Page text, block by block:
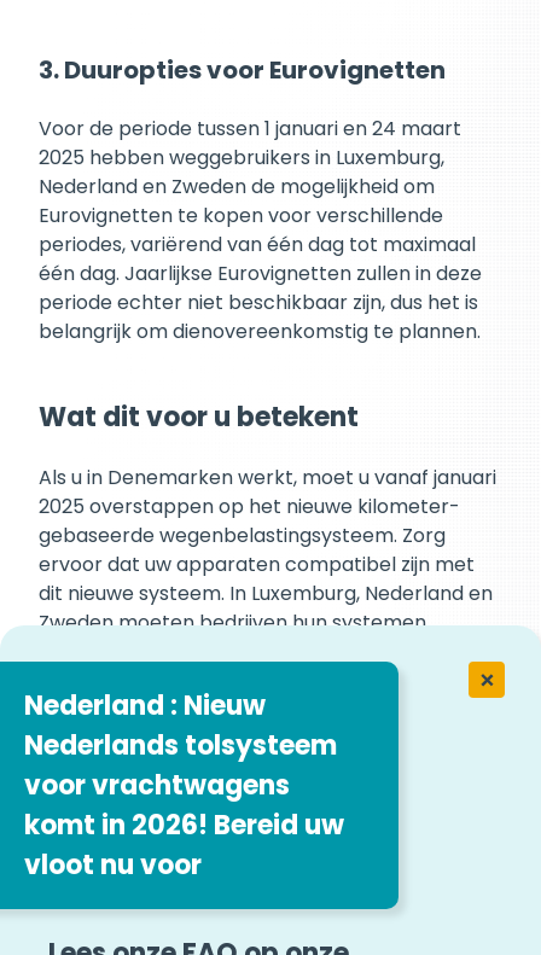
Nederland : Nieuw
Nederlands tolsysteem
voor vrachtwagens
komt in 2026! Bereid uw
vloot nu voor
3. Duuropties voor Eurovignetten
Voor de periode tussen 1 januari en 24 maart
2025 hebben weggebruikers in Luxemburg,
Nederland en Zweden de mogelijkheid om
Eurovignetten te kopen voor verschillende
periodes, variërend van één dag tot maximaal
één dag. Jaarlijkse Eurovignetten zullen in deze
periode echter niet beschikbaar zijn, dus het is
belangrijk om dienovereenkomstig te plannen.
Wat dit voor u betekent
Als u in Denemarken werkt, moet u vanaf januari
2025 overstappen op het nieuwe kilometer-
gebaseerde wegenbelastingsysteem. Zorg
ervoor dat uw apparaten compatibel zijn met
dit nieuwe systeem. In Luxemburg, Nederland en
Zweden moeten bedrijven hun systemen
de wijziging in de duur van Eurovignette .
Blijf op de hoogte
Naarmate er Meer informatie beschikbaar
komt, zullen we onze blog blijven bijwerken met
Eurovignette . Zorg ervoor dat u regelmatig
terugkijkt voor de laatste updates en zorg